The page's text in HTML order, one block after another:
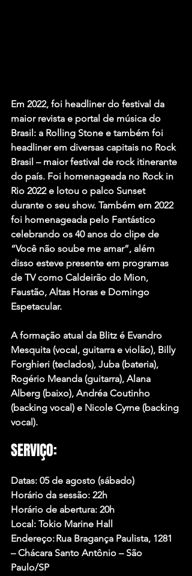
Em 2022, foi headliner do festival da
maior revista e portal de música do
Brasil: a Rolling Stone e também foi
headliner em diversas capitais no Rock
Brasil – maior festival de rock itinerante
do país. Foi homenageada no Rock in
Rio 2022 e lotou o palco Sunset
durante o seu show. Também em 2022
foi homenageada pelo Fantástico
celebrando os 40 anos do clipe de
“Você não soube me amar”, além
disso esteve presente em programas
de TV como Caldeirão do Mion,
Faustão, Altas Horas e Domingo
Espetacular.
A formação atual da Blitz é Evandro
Mesquita (vocal, guitarra e violão), Billy
Forghieri (teclados), Juba (bateria),
Rogério Meanda (guitarra), Alana
Alberg (baixo), Andréa Coutinho
(backing vocal) e Nicole Cyrne (backing
vocal).
SERVIÇO:
Datas: 05 de agosto (sábado)
Horário da sessão: 22h
Horário de abertura: 20h
Local: Tokio Marine Hall
Endereço: Rua Bragança Paulista, 1281
– Chácara Santo Antônio – São
Paulo/SP